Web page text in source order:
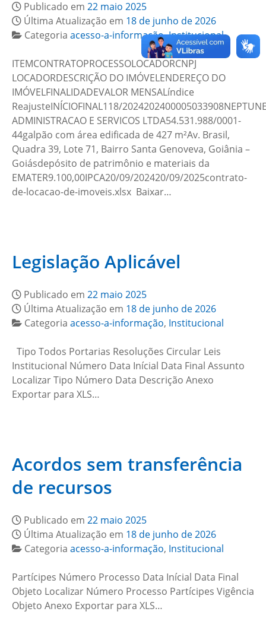
Publicado em 22 maio 2025
Última Atualização em 18 de junho de 2026
Categoria acesso-a-informação,Institucional
ITEMCONTRATOPROCESSOLOCADORCNPJ
LOCADORDESCRIÇÃO DO IMÓVELENDEREÇO DO
IMÓVELFINALIDADEVALOR MENSALíndice
ReajusteINÍCIOFINAL118/
ADMINISTRACAO E SERVICOS LTDA54.531.988/0001-
44galpão com área edificada de 427 m²Av. Brasil,
Quadra 39, Lote 71, Bairro Santa Genoveva, Goiânia –
Goiásdepósito de patrimônio e materiais da
EMATER9.100,00IPCA20/09/202420/09/2025contrato-
de-locacao-de-imoveis.xlsx Baixar…
Legislação Aplicável
Publicado em 22 maio 2025
Última Atualização em 18 de junho de 2026
Categoria acesso-a-informação, Institucional
Tipo Todos Portarias Resoluções Circular Leis
Institucional Número Data Inícial Data Final Assunto
Localizar Tipo Número Data Descrição Anexo
Exportar para XLS…
Acordos sem transferência
de recursos
Publicado em 22 maio 2025
Última Atualização em 18 de junho de 2026
Categoria acesso-a-informação, Institucional
Partícipes Número Processo Data Inícial Data Final
Objeto Localizar Número Processo Partícipes Vigência
Objeto Anexo Exportar para XLS…